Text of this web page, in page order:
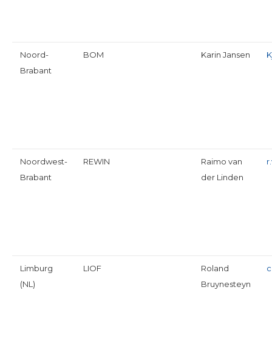
Noord-
Brabant
BOM Karin Jansen
Noordwest-
Brabant
REWIN
Raimo van
der Linden
Limburg
(NL)
LIOF
Roland
Bruynesteyn